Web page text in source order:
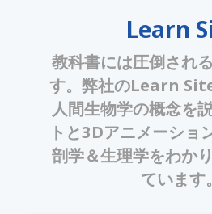
Learn
教科書には圧倒され
す。弊社のLearn
人間生物学の概念を
トと3Dアニメーショ
剖学＆生理学をわか
ています。